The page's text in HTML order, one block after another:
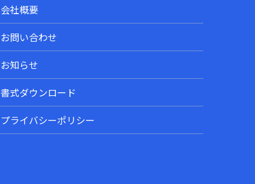
会社概要
お問い合わせ
お知らせ
書式ダウンロード
プライバシーポリシー